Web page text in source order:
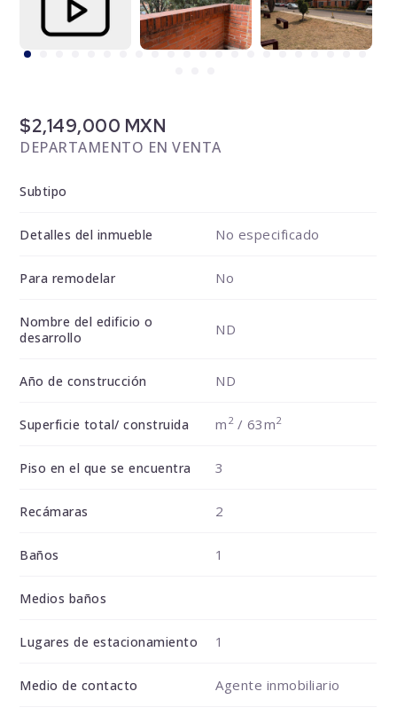
$2,149,000 MXN
DEPARTAMENTO EN VENTA
Subtipo
Detalles del inmueble No especificado
Para remodelar No
Nombre del edificio o
desarrollo
ND
Año de construcción ND
Superficie total/ construida m 2/ 63m2
Piso en el que se encuentra 3
Recámaras 2
Baños 1
Medios baños
Lugares de estacionamiento 1
Medio de contacto Agente inmobiliario